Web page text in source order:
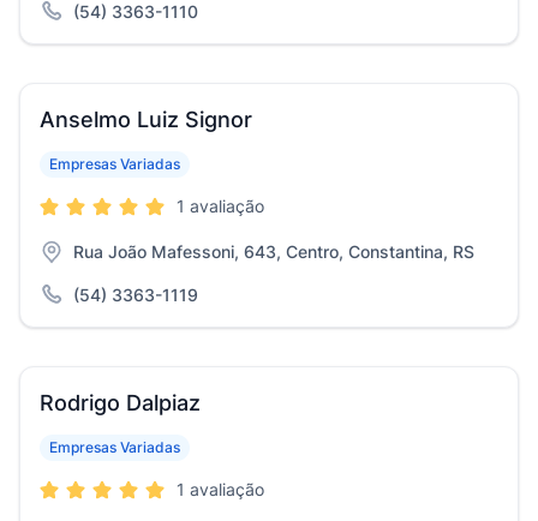
(54) 3363-1110
Anselmo Luiz Signor
Empresas Variadas
1 avaliação
Rua João Mafessoni, 643, Centro, Constantina, RS
(54) 3363-1119
Rodrigo Dalpiaz
Empresas Variadas
1 avaliação